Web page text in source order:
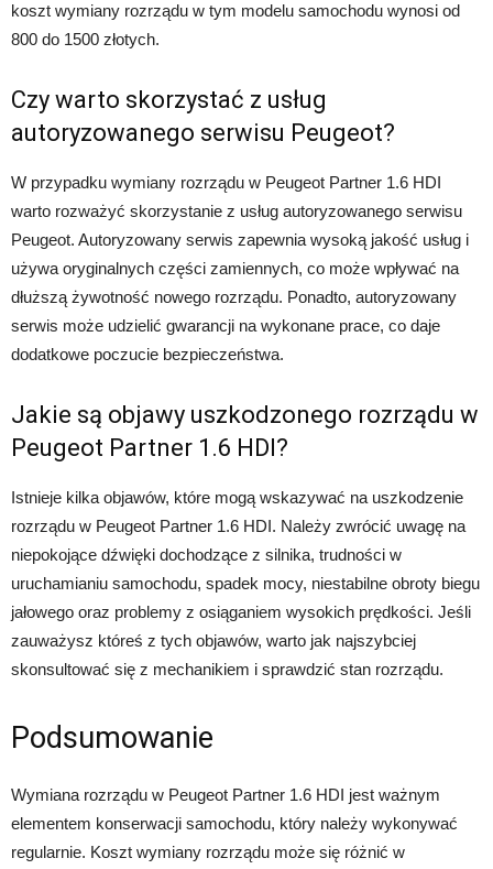
koszt wymiany rozrządu w tym modelu samochodu wynosi od
800 do 1500 złotych.
Czy warto skorzystać z usług
autoryzowanego serwisu Peugeot?
W przypadku wymiany rozrządu w Peugeot Partner 1.6 HDI
warto rozważyć skorzystanie z usług autoryzowanego serwisu
Peugeot. Autoryzowany serwis zapewnia wysoką jakość usług i
używa oryginalnych części zamiennych, co może wpływać na
dłuższą żywotność nowego rozrządu. Ponadto, autoryzowany
serwis może udzielić gwarancji na wykonane prace, co daje
dodatkowe poczucie bezpieczeństwa.
Jakie są objawy uszkodzonego rozrządu w
Peugeot Partner 1.6 HDI?
Istnieje kilka objawów, które mogą wskazywać na uszkodzenie
rozrządu w Peugeot Partner 1.6 HDI. Należy zwrócić uwagę na
niepokojące dźwięki dochodzące z silnika, trudności w
uruchamianiu samochodu, spadek mocy, niestabilne obroty biegu
jałowego oraz problemy z osiąganiem wysokich prędkości. Jeśli
zauważysz któreś z tych objawów, warto jak najszybciej
skonsultować się z mechanikiem i sprawdzić stan rozrządu.
Podsumowanie
Wymiana rozrządu w Peugeot Partner 1.6 HDI jest ważnym
elementem konserwacji samochodu, który należy wykonywać
regularnie. Koszt wymiany rozrządu może się różnić w